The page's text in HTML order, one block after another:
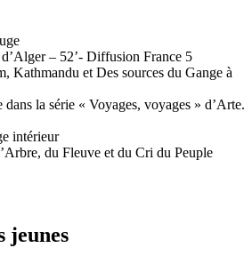
– 52’- Diffusion France 5
Kathmandu et Des sources du Gange à
la série « Voyages, voyages » d’Arte.
intérieur
du Fleuve et du Cri du Peuple
jeunes